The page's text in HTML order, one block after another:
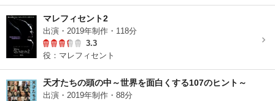
マレフィセント2
出演・2019年制作・118分
3.3
役：マレフィセント
天才たちの頭の中～世界を面白くする107のヒント～
出演・2019年制作・88分